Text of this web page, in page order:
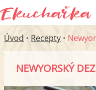
Úvod • Recepty •
NEWYORSKÝ